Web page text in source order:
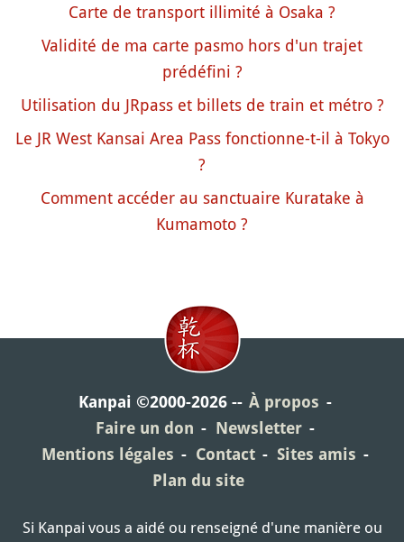
Carte de transport illimité à Osaka ?
Validité de ma carte pasmo hors d'un trajet
prédéfini ?
Utilisation du JRpass et billets de train et métro ?
Le JR West Kansai Area Pass fonctionne-t-il à Tokyo
?
Comment accéder au sanctuaire Kuratake à
Kumamoto ?
Kanpai ©2000-2026
À propos
Faire un don
Newsletter
Mentions légales
Contact
Sites amis
Plan du site
Si Kanpai vous a aidé ou renseigné d'une manière ou